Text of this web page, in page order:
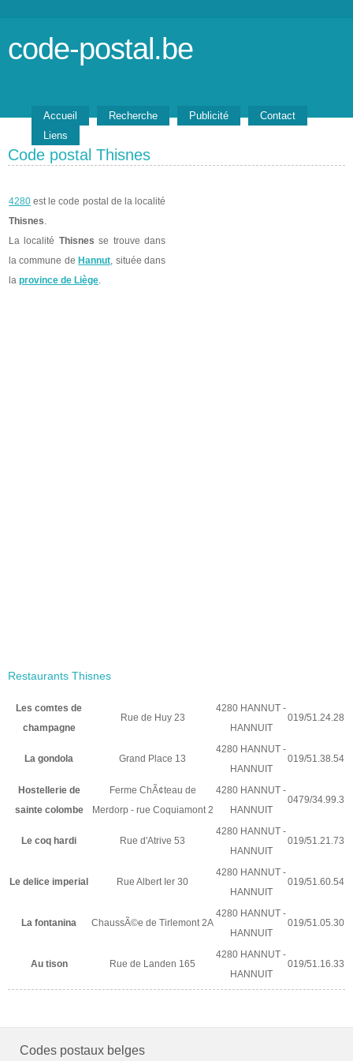
code-postal.be
Accueil Recherche Publicité
Contact
Liens
Code postal Thisnes
4280 est le code postal de la localité
Thisnes.
La localité Thisnes se trouve dans
la commune de Hannut, située dans
la province de Liège.
Restaurants Thisnes
Les comtes de
champagne
Rue de Huy 23
4280 HANNUT -
HANNUIT
019/51.24.28
La gondola Grand Place 13
4280 HANNUT -
HANNUIT
019/51.38.54
Hostellerie de
sainte colombe
Ferme ChÃ¢teau de
Merdorp - rue Coquiamont 2
4280 HANNUT -
HANNUIT
0479/34.99.3
Le coq hardi Rue d'Atrive 53
4280 HANNUT -
HANNUIT
019/51.21.73
Le delice imperial Rue Albert Ier 30
4280 HANNUT -
HANNUIT
019/51.60.54
La fontanina ChaussÃ©e de Tirlemont 2A
4280 HANNUT -
HANNUIT
019/51.05.30
Au tison Rue de Landen 165
4280 HANNUT -
HANNUIT
019/51.16.33
Codes postaux belges